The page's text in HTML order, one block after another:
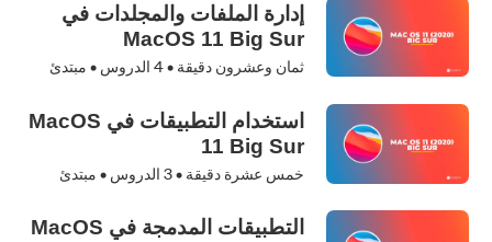
إدارة الملفات والمجلدات في
MacOS 11 Big Sur
ثمان وعشرون دقيقة •4 الدروس • مبتدئ
استخدام التطبيقات في MacOS
11 Big Sur
خمس عشرة دقيقة •3 الدروس • مبتدئ
التطبيقات المدمجة في MacOS